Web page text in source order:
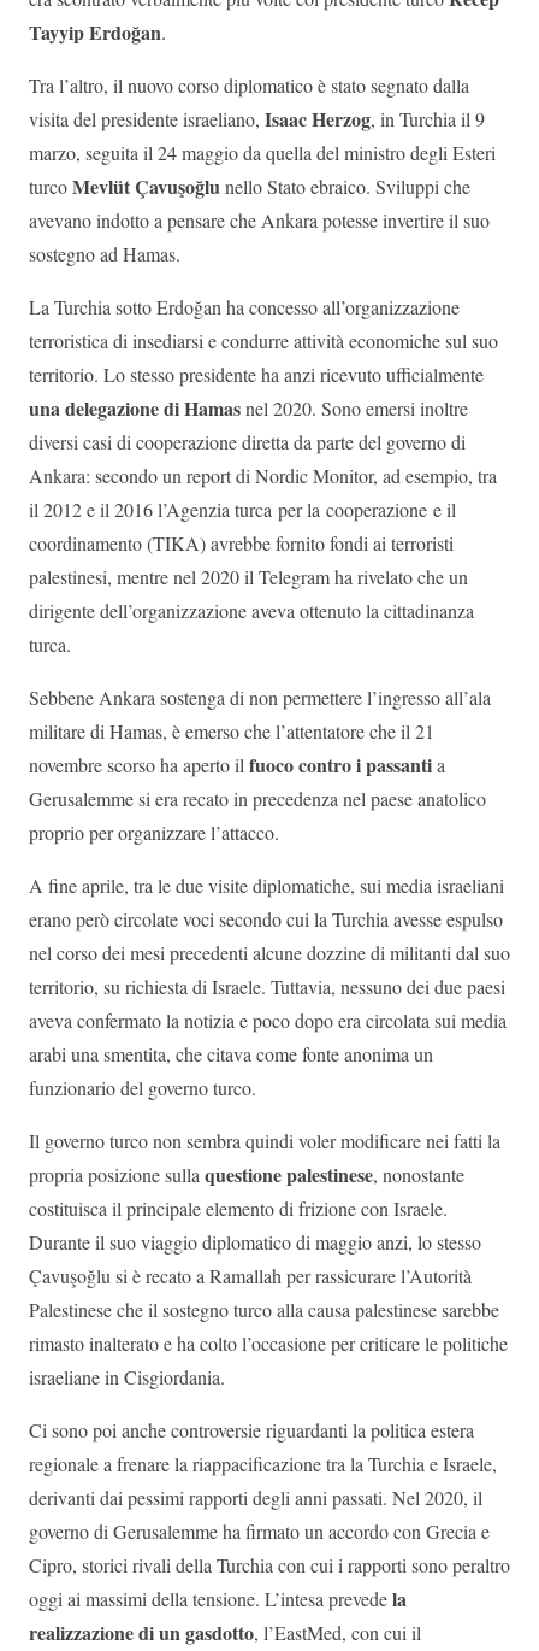
Tayyip Erdoğan.
Tra l’altro, il nuovo corso diplomatico è stato segnato dalla
visita del presidente israeliano, Isaac Herzog, in Turchia il 9
marzo, seguita il 24 maggio da quella del ministro degli Esteri
turcoMevlüt Çavuşoğlunello Stato ebraico. Sviluppi che
avevano indotto a pensare che Ankara potesse invertire il suo
sostegno ad Hamas.
La Turchia sotto Erdoğan ha concesso all’organizzazione
terroristica di insediarsi e condurre attività economiche sul suo
territorio. Lo stesso presidente ha anzi ricevuto ufficialmente
una delegazione di Hamasnel 2020. Sono emersi inoltre
diversi casi di cooperazione diretta da parte del governo di
Ankara: secondo un report di Nordic Monitor, ad esempio, tra
il 2012 e il 2016 l’Agenzia turca per la cooperazione e il
coordinamento (TIKA) avrebbe fornito fondi ai terroristi
palestinesi, mentre nel 2020 il Telegram ha rivelato che un
dirigente dell’organizzazione aveva ottenuto la cittadinanza
turca.
Sebbene Ankara sostenga di non permettere l’ingresso all’ala
militare di Hamas, è emerso che l’attentatore che il 21
novembre scorso ha aperto ilfuoco contro i passantia
Gerusalemme si era recato in precedenza nel paese anatolico
proprio per organizzare l’attacco.
A fine aprile, tra le due visite diplomatiche, sui media israeliani
erano però circolate voci secondo cui la Turchia avesse espulso
nel corso dei mesi precedenti alcune dozzine di militanti dal suo
territorio, su richiesta di Israele. Tuttavia, nessuno dei due paesi
aveva confermato la notizia e poco dopo era circolata sui media
arabi una smentita, che citava come fonte anonima un
funzionario del governo turco.
Il governo turco non sembra quindi voler modificare nei fatti la
propria posizione sullaquestione palestinese, nonostante
costituisca il principale elemento di frizione con Israele.
Durante il suo viaggio diplomatico di maggio anzi, lo stesso
Çavuşoğlu si è recato a Ramallah per rassicurare l’Autorità
Palestinese che il sostegno turco alla causa palestinese sarebbe
rimasto inalterato e ha colto l’occasione per criticare le politiche
israeliane in Cisgiordania.
Ci sono poi anche controversie riguardanti la politica estera
regionale a frenare la riappacificazione tra la Turchia e Israele,
derivanti dai pessimi rapporti degli anni passati. Nel 2020, il
governo di Gerusalemme ha firmato un accordo con Grecia e
Cipro, storici rivali della Turchia con cui i rapporti sono peraltro
oggi ai massimi della tensione. L’intesa prevedela
realizzazione di un gasdotto, l’EastMed, con cui il